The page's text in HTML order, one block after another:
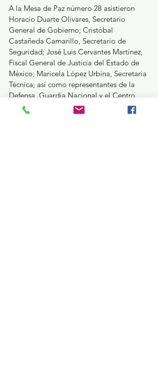
A la Mesa de Paz número 28 asistieron
Horacio Duarte Olivares, Secretario
General de Gobierno; Cristóbal
Castañeda Camarillo, Secretario de
Seguridad; José Luis Cervantes Martínez,
Fiscal General de Justicia del Estado de
México; Maricela López Urbina, Secretaria
Técnica; así como representantes de la
Defensa, Guardia Nacional y el Centro
Nacional de Inteligencia.